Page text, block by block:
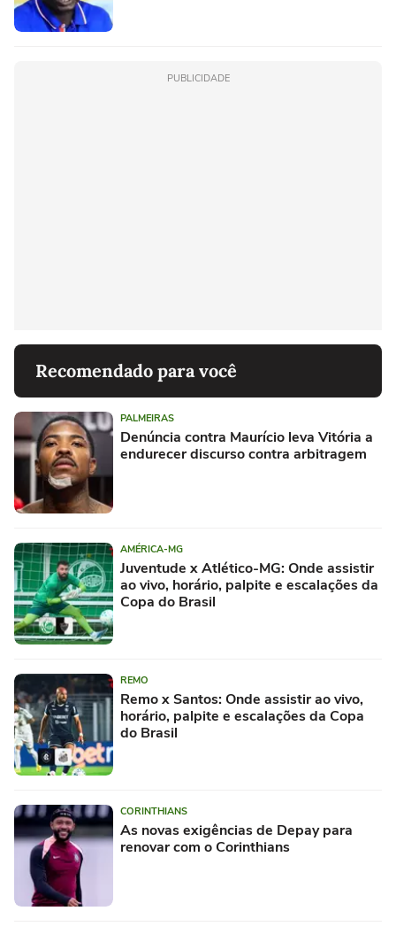
PUBLICIDADE
Recomendado para você
PALMEIRAS
Denúncia contra Maurício leva Vitória a
endurecer discurso contra arbitragem
AMÉRICA-MG
Juventude x Atlético-MG: Onde assistir
ao vivo, horário, palpite e escalações da
Copa do Brasil
REMO
Remo x Santos: Onde assistir ao vivo,
horário, palpite e escalações da Copa
do Brasil
CORINTHIANS
As novas exigências de Depay para
renovar com o Corinthians